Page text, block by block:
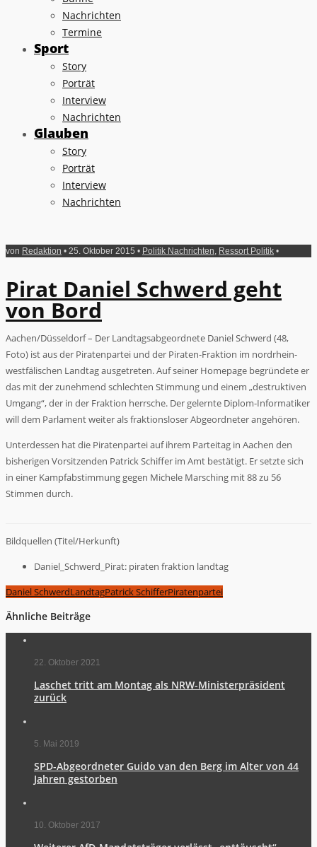
Nachrichten
Termine
Sport
Story
Porträt
Interview
Nachrichten
Glauben
Story
Porträt
Interview
Nachrichten
von Redaktion • 25. Oktober 2015 • Politik Nachrichten Ressort Politik •
Pirat Daniel Schwerd geht
von Bord
Aachen/Düsseldorf – Der Landtagsabgeordnete Daniel Schwerd (48,
Foto) ist aus der Piratenpartei und der Piraten-Fraktion im nordrhein-
westfälischen Landtag ausgetreten. Auf seiner Homepage begründete er
das mit der zunehmend schlechten Stimmung und einem „destruktiven
Umgang“, der in der Fraktion herrsche. Der gelernte Diplom-Informatiker
will dem Parlament weiter als fraktionsloser Abgeordneter angehören.
Unterdessen hat die Piratenpartei auf ihrem Parteitag in Aachen den
bisherigen Vorsitzenden Patrick Schiffer im Amt bestätigt. Er setzte sich
in einer Kampfabstimmung gegen Michele Marsching mit 88 zu 56
Stimmen durch.
Bildquellen (Titel/Herkunft)
Daniel_Schwerd_Pirat: piraten fraktion landtag
Daniel SchwerdLandtagPatrick SchifferPiratenpartei
Ähnliche Beiträge
22. Oktober 2021
Laschet tritt am Montag als NRW-Ministerpräsident
zurück
5. Mai 2019
SPD-Abgeordneter Guido van den Berg im Alter von 44
Jahren gestorben
10. Oktober 2017